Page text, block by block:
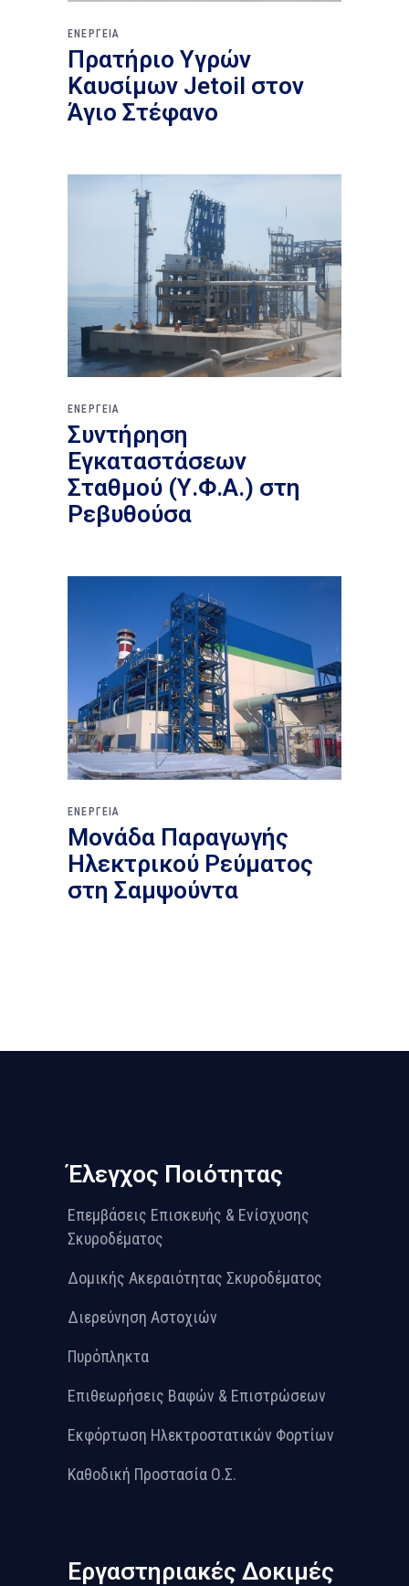
ΕΝΕΡΓΕΙΑ
Πρατήριο Υγρών
Καυσίμων Jetoil στον
Άγιο Στέφανο
ΕΝΕΡΓΕΙΑ
Συντήρηση
Εγκαταστάσεων
Σταθμού (Υ.Φ.Α.) στη
Ρεβυθούσα
ΕΝΕΡΓΕΙΑ
Μονάδα Παραγωγής
Ηλεκτρικού Ρεύματος
στη Σαμψούντα
Έλεγχος Ποιότητας
Επεμβάσεις Επισκευής & Ενίσχυσης
Σκυροδέματος
Δομικής Ακεραιότητας Σκυροδέματος
Διερεύνηση Αστοχιών
Πυρόπληκτα
Επιθεωρήσεις Βαφών & Επιστρώσεων
Εκφόρτωση Ηλεκτροστατικών Φορτίων
Καθοδική Προστασία Ο.Σ.
Εργαστηριακές Δοκιμές